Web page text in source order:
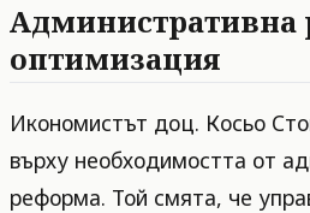
Административна
оптимизация
Икономистът доц. Косьо
върху необходимостта от
реформа. Той смята, че